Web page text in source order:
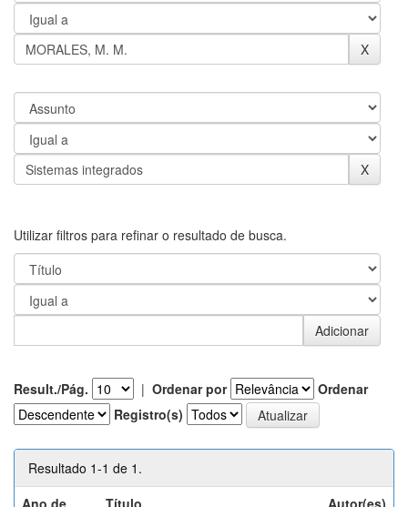
Utilizar filtros para refinar o resultado de busca.
Result./Pág. | Ordenar por
Ordenar
Registro(s)
Resultado 1-1 de 1.
Ano de
Título Autor(es)